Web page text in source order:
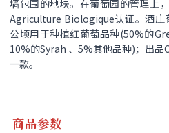
墙包围的地块。在葡萄园的管理上
Agriculture Biologique认证。酒庄
公顷用于种植红葡萄品种(50%的
10%的Syrah 、5%其他品种)；出品
一款。
商品参数